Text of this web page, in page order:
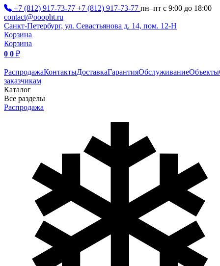
+7 (812) 917-73-77 +7 (812) 917-73-77 пн–пт с 9:00 до 18:00
contact@ooopht.ru
Санкт-Петербург, ул. Севастьянова д. 14, пом. 12-Н
Корзина
Корзина
0 0 ₽
РаспродажаКонтактыДоставкаГарантияОбслуживаниеОбъекты
заказчикам
Каталог
Все разделы
Распродажа